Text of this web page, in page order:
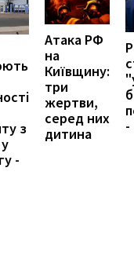
з
-
Атака РФ
на
Київщину:
три
жертви,
серед них
дитина
-